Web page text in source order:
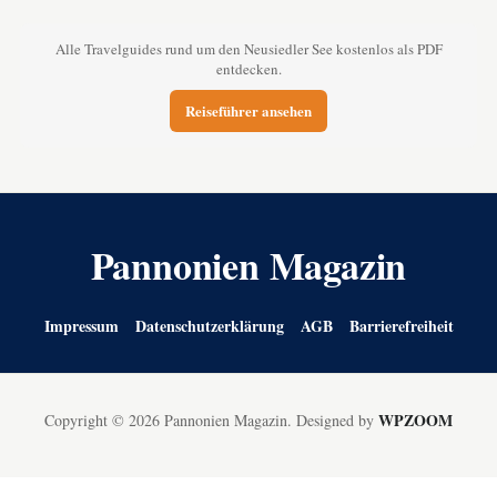
Alle Travelguides rund um den Neusiedler See kostenlos als PDF
entdecken.
Reiseführer ansehen
Pannonien Magazin
Impressum Datenschutzerklärung AGB Barrierefreiheit
Copyright © 2026 Pannonien Magazin. Designed by WPZOOM